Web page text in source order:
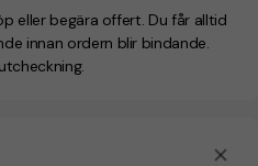
eller begära offert. Du får alltid
innan ordern blir bindande.